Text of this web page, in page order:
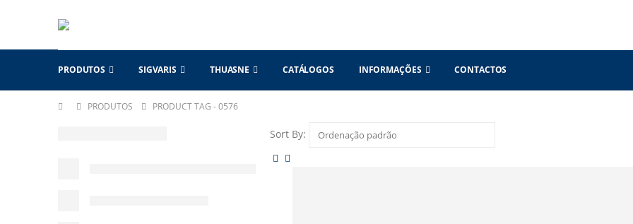
PRODUTOS SIGVARIS THUASNE CATÁLOGOS INFORMAÇÕES CONTACTOS
PRODUTOS PRODUCT TAG -0576
Sort By: